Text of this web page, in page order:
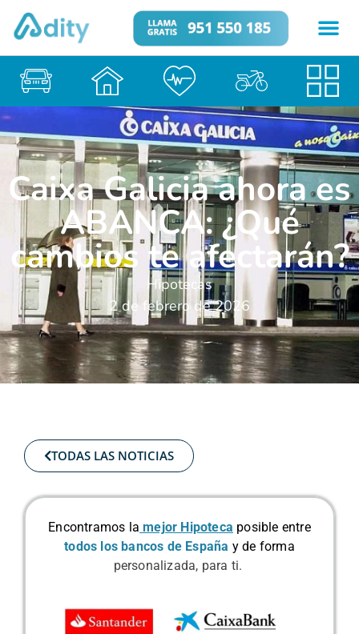
Caixa Galicia ahora es
ABANCA: ¿Qué
cambios te afectarán?
Hipotecas
2 de febrero de 2026
TODAS LAS NOTICIAS
Encontramos la mejor Hipoteca posible entre
todos los bancos de España y de forma
personalizada, para ti.